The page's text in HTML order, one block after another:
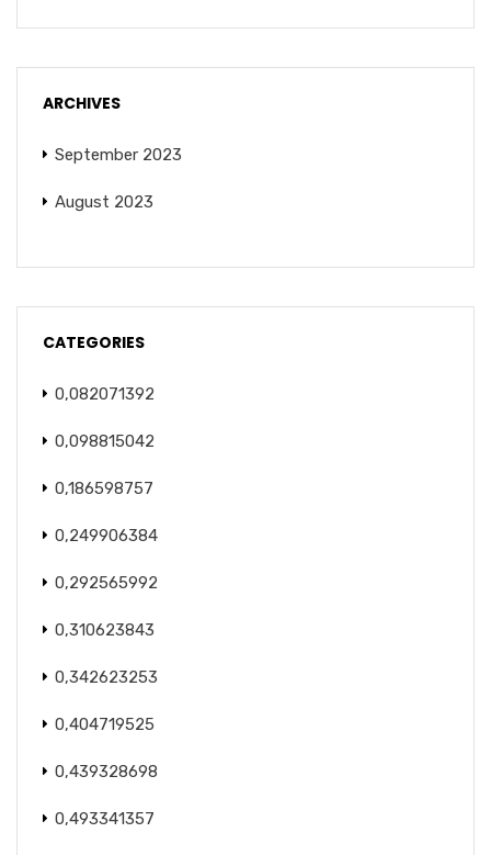
ARCHIVES
September 2023
August 2023
CATEGORIES
0,082071392
0,098815042
0,186598757
0,249906384
0,292565992
0,310623843
0,342623253
0,404719525
0,439328698
0,493341357